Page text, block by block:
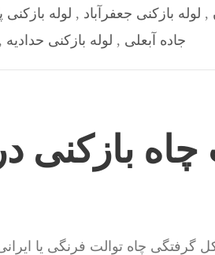
, لوله بازکنی جعفرآباد , لوله
جاده آبعلی , لوله بازکنی حدادیه ,
بازکنی
چاه توالت فرنگی یا